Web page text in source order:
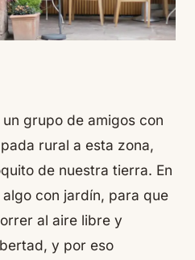
grupo de amigos con
rural a esta zona,
de nuestra tierra. En
con jardín, para que
al aire libre y
y por eso